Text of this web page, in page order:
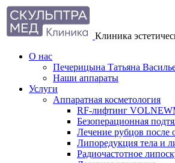
Клиника
О нас
Печерицына Татьяна
Наши аппараты
Услуги
Аппаратная косметология
RF-лифтинг
Безоперационная
Лечение рубцов после
Липоредукция тела и
Радиочастотное